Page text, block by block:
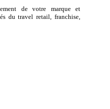
de votre marque et
du travel retail, franchise,